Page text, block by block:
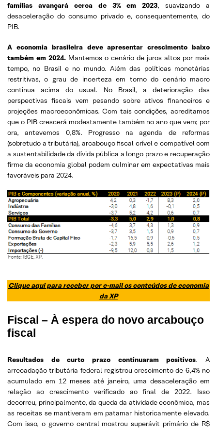
famílias avançará cerca de 3% em 2023, suavizando a
desaceleração do consumo privado e, consequentemente, do
PIB.
A economia brasileira deve apresentar crescimento baixo
também em 2024. Mantemos o cenário de juros altos por mais
tempo, no Brasil e no mundo. Além das políticas monetárias
restritivas, o grau de incerteza em torno do cenário macro
continua acima do usual. No Brasil, a deterioração das
perspectivas fiscais vem pesando sobre ativos financeiros e
projeções macroeconômicas. Com tais condições, acreditamos
que o PIB crescerá modestamente também no ano que vem; por
ora, antevemos 0,8%. Progresso na agenda de reformas
(sobretudo a tributária), arcabouço fiscal crível e compatível com
a sustentabilidade da dívida pública a longo prazo e recuperação
firme da economia global podem culminar em expectativas mais
favoráveis para 2024.
Clique aqui para receber por e-mail os conteúdos de economia
da XP
Fiscal – À espera do novo arcabouço
fiscal
Resultados de curto prazo continuaram positivos. A
arrecadação tributária federal registrou crescimento de 6,4% no
acumulado em 12 meses até janeiro, uma desaceleração em
relação ao crescimento verificado ao final de 2022. Isso
decorreu, principalmente, da queda da atividade econômica, mas
as receitas se mantiveram em patamar historicamente elevado.
Com isso, o governo central mostrou superávit primário de R$